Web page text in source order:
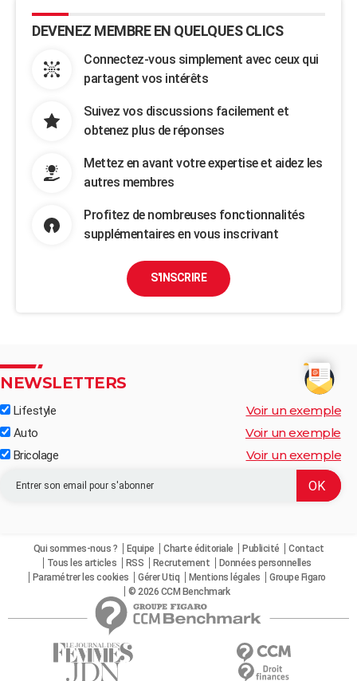
DEVENEZ MEMBRE EN QUELQUES CLICS
Connectez-vous simplement avec ceux qui
partagent vos intérêts
Suivez vos discussions facilement et
obtenez plus de réponses
Mettez en avant votre expertise et aidez les
autres membres
Profitez de nombreuses fonctionnalités
supplémentaires en vous inscrivant
S'INSCRIRE
NEWSLETTERS
Lifestyle Voir un exemple
Auto Voir un exemple
Bricolage Voir un exemple
Qui sommes-nous ? Equipe Charte éditoriale Publicité
Contact
Tous les articles
RSS Recrutement
Données personnelles
Paramétrer les cookies
Gérer Utiq Mentions légales
Groupe Figaro
© 2026 CCM Benchmark